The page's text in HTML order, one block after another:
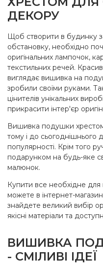
ДЕКОРУ
Щоб створити в будинку
обстановку, необхідно
оригінальних лампочок,
текстильних речей.
виглядає вишивка на
зробили своїми руками.
цінителів унікальних
прикрасити інтер'єр
Вишивка подушки
тому і до сьогоднішнього
популярності. Крім того
подарунком на будь-яке
малюнок.
Купити все необхідне для
можете в інтернет-
знайдете великий вибір
якісні матеріали та
ВИШИВКА
- СМІЛИВІ ІДЕЇ